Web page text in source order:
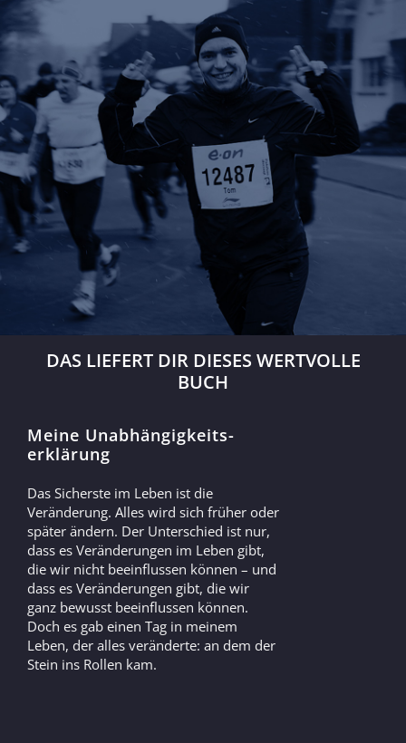
Wie du dein Warum
festhältst
Welche Herzenswünsche hast du dir
noch nicht erfüllt und welche Wünsche
aus deiner Kindheit sind dir heute noch
immer wichtig? Was hast du dir schon
lange vorgenommen, aber noch nicht
gemacht? Wir werden aus deinen
Wünschen konkrete Ziele definieren.
DAS LIEFERT DIR DIESES WERTVOLLE
BUCH